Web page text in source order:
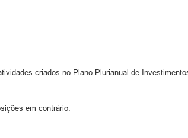
criados no Plano Plurianual de
em contrário.